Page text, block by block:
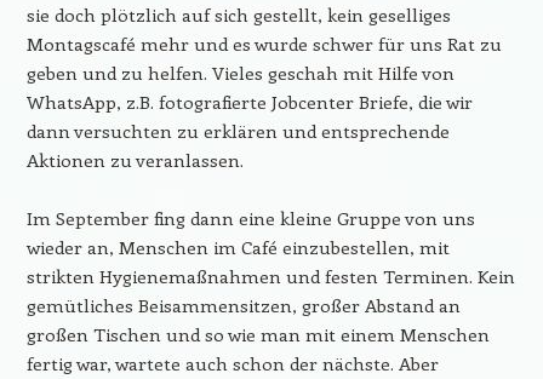
sie doch plötzlich auf sich gestellt, kein geselliges
Montagscafé mehr und es wurde schwer für uns Rat zu
geben und zu helfen. Vieles geschah mit Hilfe von
WhatsApp, z.B. fotografierte Jobcenter Briefe, die wir
dann versuchten zu erklären und entsprechende
Aktionen zu veranlassen.
Im September fing dann eine kleine Gruppe von uns
wieder an, Menschen im Café einzubestellen, mit
strikten Hygienemaßnahmen und festen Terminen. Kein
gemütliches Beisammensitzen, großer Abstand an
großen Tischen und so wie man mit einem Menschen
fertig war, wartete auch schon der nächste. Aber